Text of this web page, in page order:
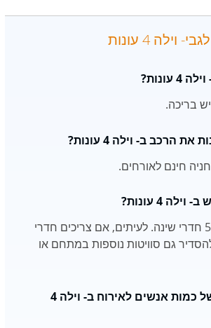
4 עונות
ב- וילה 4 עונות?
4 עונות?
ב- וילה 4 עונות יש 5 חדרי שינה. לעיתים, אם צריכים חדרי
גם סוויטות נוספות במתחם או
האם יש מגבלה של כמות אנשים לאירוח ב- וילה 4